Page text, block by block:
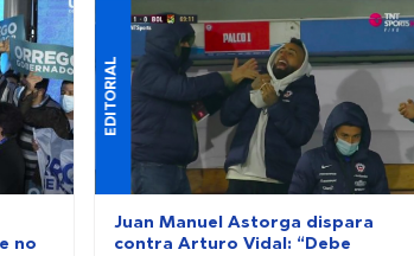
no
EDITORIAL
Juan Manuel Astorga dispara
contra Arturo Vidal: “Debe